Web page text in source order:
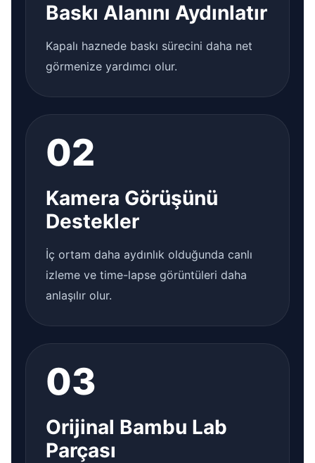
Baskı Alanını Aydınlatır
Kapalı haznede baskı sürecini daha net
görmenize yardımcı olur.
02
Kamera Görüşünü
Destekler
İç ortam daha aydınlık olduğunda canlı
izleme ve time-lapse görüntüleri daha
anlaşılır olur.
03
Orijinal Bambu Lab
Parçası